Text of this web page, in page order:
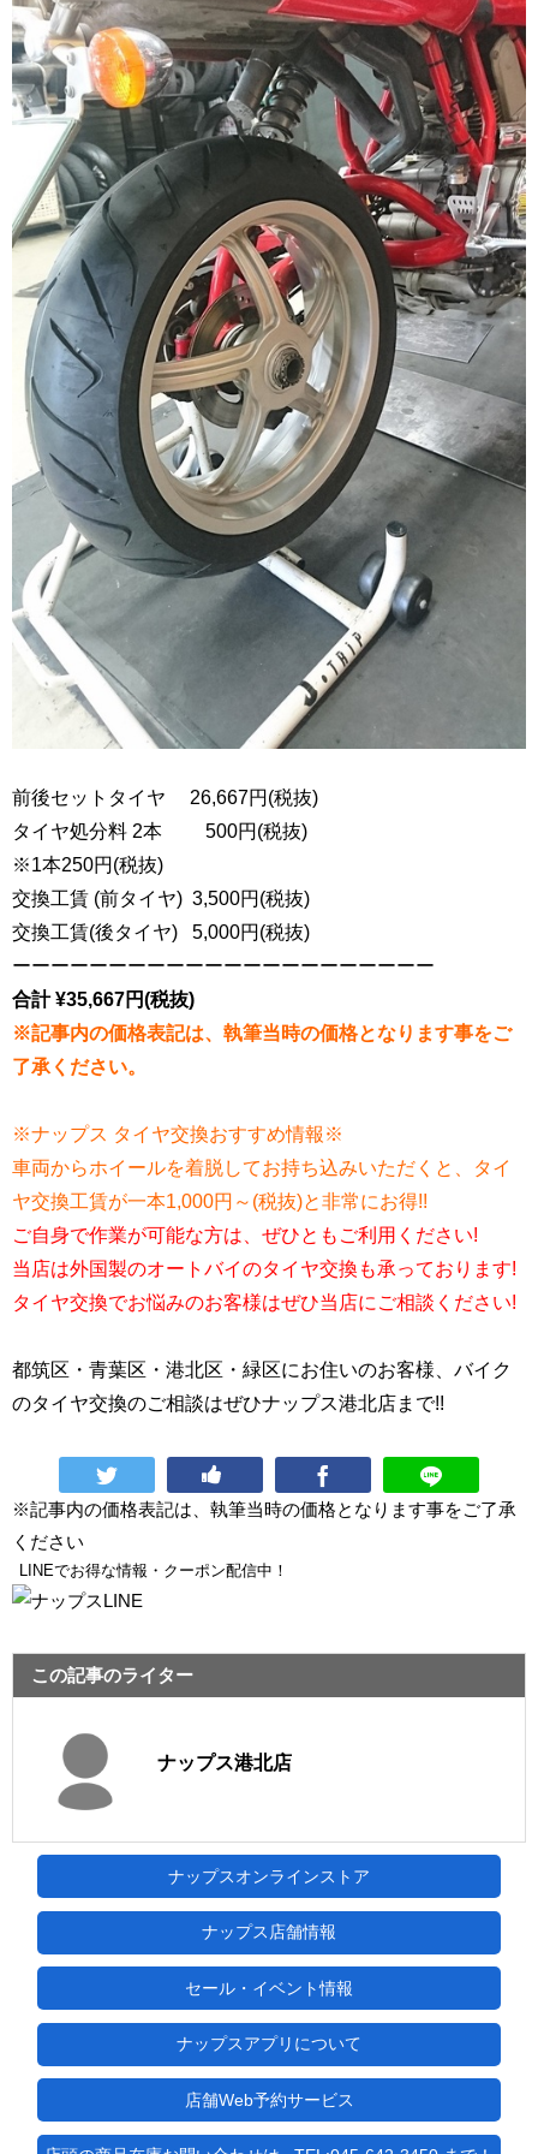
前後セットタイヤ 26,667円(税抜)
タイヤ処分料 2本 500円(税抜)
※1本250円(税抜)
交換工賃 (前タイヤ) 3,500円(税抜)
交換工賃(後タイヤ) 5,000円(税抜)
ーーーーーーーーーーーーーーーーーーーーーー
合計 ¥35,667円(税抜)
※記事内の価格表記は、執筆当時の価格となります事をご
了承ください。
※ナップス タイヤ交換おすすめ情報※
車両からホイールを着脱してお持ち込みいただくと、タイ
ヤ交換工賃が一本1,000円～(税抜)と非常にお得!!
ご自身で作業が可能な方は、ぜひともご利用ください!
当店は外国製のオートバイのタイヤ交換も承っております!
タイヤ交換でお悩みのお客様はぜひ当店にご相談ください!
都筑区・青葉区・港北区・緑区にお住いのお客様、バイク
のタイヤ交換のご相談はぜひナップス港北店まで!!
※記事内の価格表記は、執筆当時の価格となります事をご了承
ください
LINEでお得な情報・クーポン配信中！
この記事のライター
ナップス港北店
ナップスオンラインストア
ナップス店舗情報
セール・イベント情報
ナップスアプリについて
店舗Web予約サービス